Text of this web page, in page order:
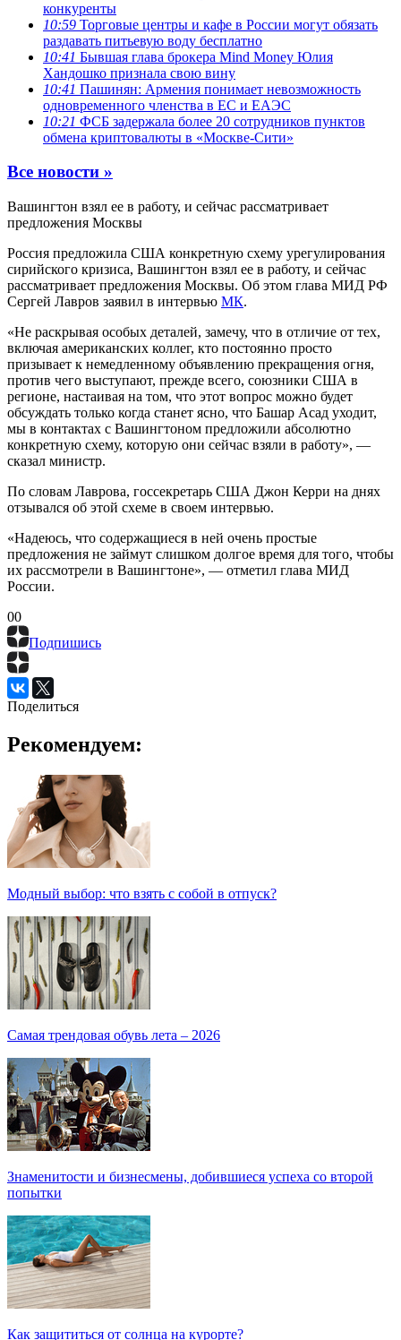
конкуренты
10:59 Торговые центры и кафе в России могут обязать
раздавать питьевую воду бесплатно
10:41 Бывшая глава брокера Mind Money Юлия
Хандошко признала свою вину
10:41 Пашинян: Армения понимает невозможность
одновременного членства в ЕС и ЕАЭС
10:21 ФСБ задержала более 20 сотрудников пунктов
обмена криптовалюты в «Москве-Сити»
Все новости »
Вашингтон взял ее в работу, и сейчас рассматривает
предложения Москвы
Россия предложила США конкретную схему урегулирования
сирийского кризиса, Вашингтон взял ее в работу, и сейчас
рассматривает предложения Москвы. Об этом глава МИД РФ
Сергей Лавров заявил в интервью МК.
«Не раскрывая особых деталей, замечу, что в отличие от тех,
включая американских коллег, кто постоянно просто
призывает к немедленному объявлению прекращения огня,
против чего выступают, прежде всего, союзники США в
регионе, настаивая на том, что этот вопрос можно будет
обсуждать только когда станет ясно, что Башар Асад уходит,
мы в контактах с Вашингтоном предложили абсолютно
конкретную схему, которую они сейчас взяли в работу», —
сказал министр.
По словам Лаврова, госсекретарь США Джон Керри на днях
отзывался об этой схеме в своем интервью.
«Надеюсь, что содержащиеся в ней очень простые
предложения не займут слишком долгое время для того, чтобы
их рассмотрели в Вашингтоне», — отметил глава МИД
России.
00
Подпишись
Поделиться
Рекомендуем:
Модный выбор: что взять с собой в отпуск?
Самая трендовая обувь лета – 2026
Знаменитости и бизнесмены, добившиеся успеха со второй
попытки
Как защититься от солнца на курорте?